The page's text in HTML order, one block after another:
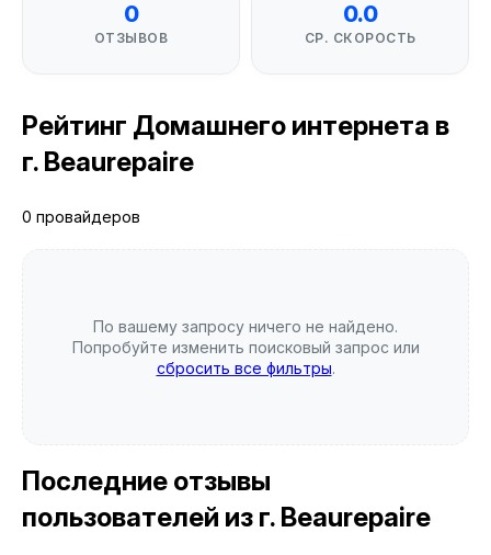
0
ОТЗЫВОВ
0.0
СР. СКОРОСТЬ
Рейтинг Домашнего интернета в
г. Beaurepaire
0 провайдеров
По вашему запросу ничего не найдено.
Попробуйте изменить поисковый запрос или
сбросить все фильтры.
Последние отзывы
пользователей из г. Beaurepaire